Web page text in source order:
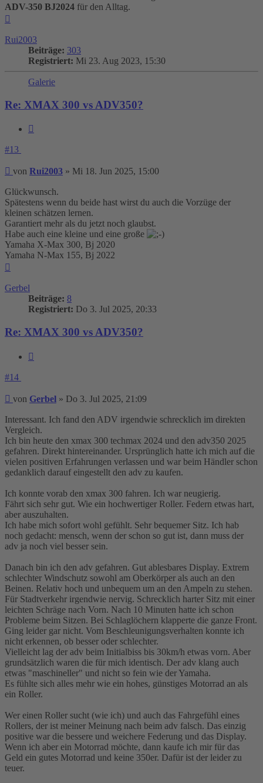
ADV-350 BJ2024 für den Alltag.
Rui2003
Beiträge: 303
Registriert: Mi 23. Aug 2023, 15:30
Galerie
Re: XMAX 300 vs ADV350?
#13
Beitrag
von Rui2003 » Mi 18. Jun 2025, 15:00
Glückwunsch.
Spätestens wenn du beide hast wirst du auch die Vorzüge der
kleinen schätzen lernen.
Garantiert mehr als du jetzt noch glaubst.
Habe auch eine kleine und eine große
Yamaha X-Max 300, Bj 2020
Yamaha N-Max 155, Bj 2022
Gerbel
Beiträge: 8
Registriert: Do 3. Jul 2025, 20:33
Re: XMAX 300 vs ADV350?
#14
Beitrag
von Gerbel » Do 3. Jul 2025, 21:09
Interessant. Ich fand den ADV irgendwie schrecklich im direkten
Vergleich.
Ich bin heute den xmax 300 techmax 2024 und den adv350 2025
gefahren. Direkt hintereinander. Ursprünglich hatte ich mich auf die
vielen positiven Erfahrungen verlassen und war beim Händler schon
gedanklich darauf eingestellt den adv zu kaufen.
Ich konnte vorab den xmax 300 fahren. Ich war neugierig.
Fährt sich sehr gut. Wie ein hochwertiger Roller. Federn etwas hart,
aber auszuhalten.
Ich habe mich sofort wohl gefühlt. Sehr bequemer Sitz. Ich hab
noch gedacht: mensch, wenn der schon so gut ist, dann muss der
adv ja noch viel besser sein.
Danach bin ich den adv gefahren. Gut ablesbares Display. Extrem
schlechter Windschutz sowohl am Oberkörper als auch an den
Beinen. Relativ hoch und unbequem um an den Ampeln zu stehen.
Für Stadtverkehr irgendwie nervig. Schrecklich harter Sitz mit einer
leichten Schräge nach Vorn. Nach 10 Minuten hatte ich schon
Probleme beim Sitzen. Bei Schlaglöchern klapperte die ganze Front.
Ging leider gar nicht. Vom Beschleunigungsverhalten konnte ich
nicht erkennen, ob besser oder schlechter.
Vielleicht lag der adv beim Initialbiss bis 30km/h etwas vorn. Aber
grundsätzlich waren die für mich identisch. Der adv klang auch
etwas "maschineller" und nicht so fein wie der Yamaha.
Es fühlte sich alles mehr wie ein hohes, günstiges Motorrad an als
ein Roller.
Wer einen Roller sucht (wie ich) und auch das Fahrgefühl eines
Rollers, der ist meiner Meinung nach beim adv falsch. Das einzig
positive war die bessere und weichere Federung und das Display.
Wenn ich aber ein Motorrad möchte, dann kaufe ich mir für das
Geld ein gutes Motorrad und keine 350er. Dafür ist der leider zu
teuer.